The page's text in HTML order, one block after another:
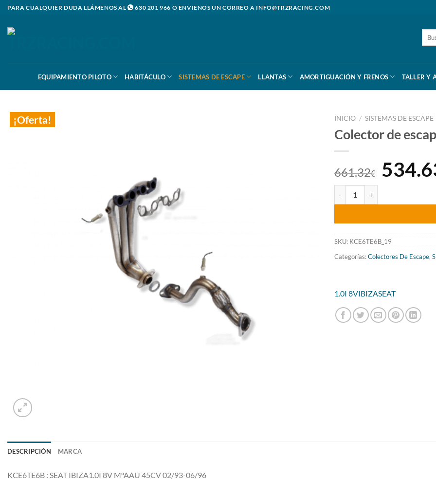
Saltar
contenido
PARA CUALQUIER DUDA LLÁMENOS AL 630 201 966 O ENVIENOS UN CORREO A INFO@TRZRACING.COM
Buscar
EQUIPAMIENTO PILOTO HABITÁCULO SISTEMAS DE ESCAPE LLANTAS AMORTIGUACIÓN Y FRENOS TALLER Y
¡Oferta! INICIO / SISTEMAS DE ESCAPE
Colector de
661.32€
El
era:
SKU: KCE6TE6B_19
Categorías:Colectores De Escape,
1.0I 8VIBIZASEAT
DESCRIPCIÓN MARCA
KCE6TE6B : SEAT IBIZA1.0I 8V MºAAU 45CV 02/93-06/96